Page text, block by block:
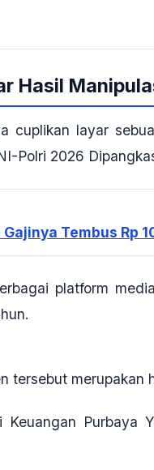
Hasil
cuplikan layar
Polri 2026
Tembus Rp
platform
.
tersebut merupakan
Purbaya